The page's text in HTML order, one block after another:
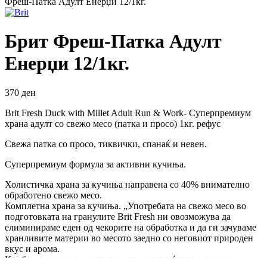
Брит Фреш-Патка Адулт
Енерџи 12/1кг.
370 ден
Brit Fresh Duck with Millet Adult Run & Work- Суперпремиум
храна адулт со свежо месо (патка и просо) 1кг. рефус
Свежа патка со просо, тиквички, спанаќ и невен.
Суперпремиум формула за активни кучиња.
Холистичка храна за кучиња направена со 40% внимателно
обработено свежо месо.
Комплетна храна за кучиња. „Употребата на свежо месо во
подготовката на гранулите Brit Fresh ни овозможува да
елиминираме еден од чекорите на обработка и да ги зачуваме
хранливите материи во месото заедно со неговиот природен
вкус и арома.